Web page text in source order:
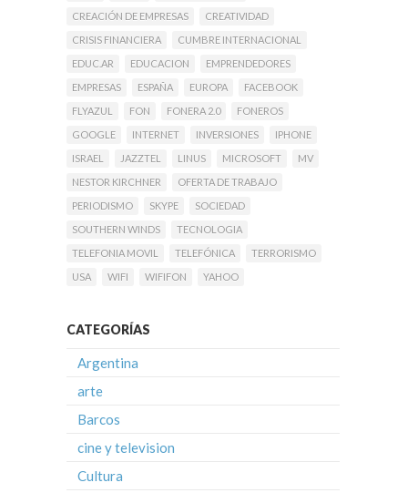
CREACIÓN DE EMPRESAS
CREATIVIDAD
CRISIS FINANCIERA
CUMBRE INTERNACIONAL
EDUC.AR
EDUCACION
EMPRENDEDORES
EMPRESAS
ESPAÑA EUROPA
FACEBOOK
FLYAZUL
FON FONERA 2.0
FONEROS
GOOGLE
INTERNET INVERSIONES
IPHONE
ISRAEL
JAZZTEL LINUS MICROSOFT
MV
NESTOR KIRCHNER
OFERTA DE TRABAJO
PERIODISMO
SKYPE
SOCIEDAD
SOUTHERN WINDS
TECNOLOGIA
TELEFONIA MOVIL
TELEFÓNICA
TERRORISMO
USA
WIFI WIFIFON YAHOO
CATEGORÍAS
Argentina
arte
Barcos
cine y television
Cultura